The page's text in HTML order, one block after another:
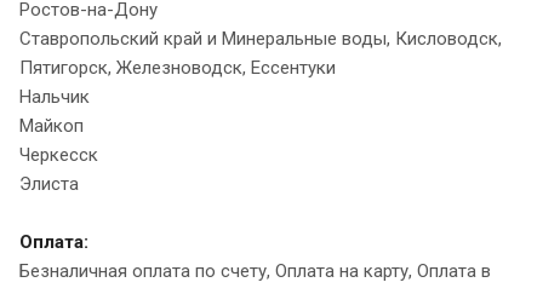
Ростов-на-Дону
Ставропольский край и Минеральные воды, Кисловодск,
Пятигорск, Железноводск, Ессентуки
Нальчик
Майкоп
Черкесск
Элиста
Оплата:
Безналичная оплата по счету, Оплата на карту, Оплата в